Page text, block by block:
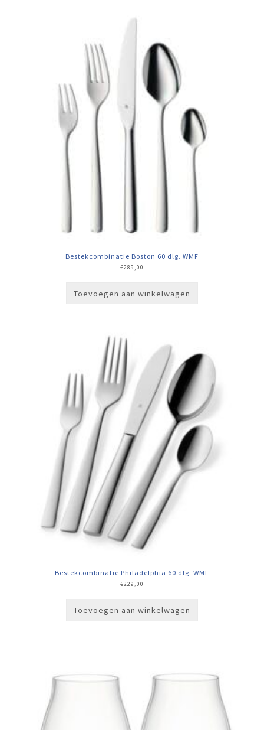
Bestekcombinatie Boston 60 dlg. WMF
€289,00
Toevoegen aan winkelwagen
Bestekcombinatie Philadelphia 60 dlg. WMF
€229,00
Toevoegen aan winkelwagen